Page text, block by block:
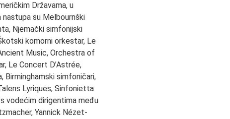
Državama, u
nastupa su Melbournški
Njemački simfonijski
komorni orkestar, Le
Music, Orchestra of
Le Concert D’Astrée,
Birminghamski simfoničari,
Lyriques, Sinfonietta
vodećim dirigentima među
Yannick Nézet-